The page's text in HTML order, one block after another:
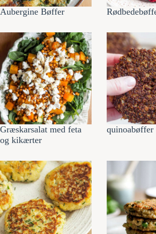
Aubergine Bøffer
Græskarsalat med feta
og kikærter
quinoabøffer